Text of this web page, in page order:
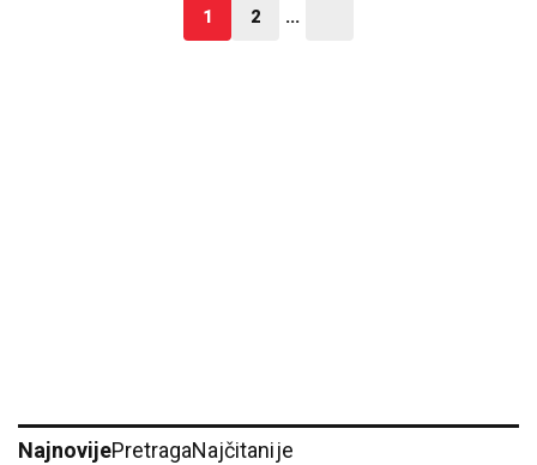
1 2 ...
NajnovijePretragaNajčitanije